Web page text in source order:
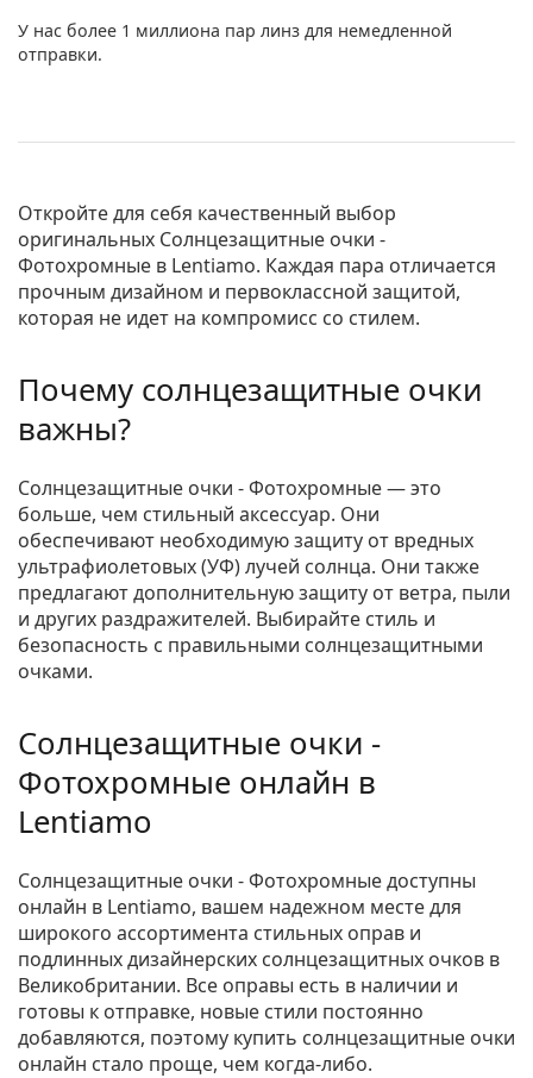
У нас более 1 миллиона пар линз для немедленной
отправки.
Откройте для себя качественный выбор
оригинальных Солнцезащитные очки -
Фотохромные в Lentiamo. Каждая пара отличается
прочным дизайном и первоклассной защитой,
которая не идет на компромисс со стилем.
Почему солнцезащитные очки
важны?
Солнцезащитные очки - Фотохромные — это
больше, чем стильный аксессуар. Они
обеспечивают необходимую защиту от вредных
ультрафиолетовых (УФ) лучей солнца. Они также
предлагают дополнительную защиту от ветра, пыли
и других раздражителей. Выбирайте стиль и
безопасность с правильными солнцезащитными
очками.
Солнцезащитные очки -
Фотохромные онлайн в
Lentiamo
Солнцезащитные очки - Фотохромные доступны
онлайн в Lentiamo, вашем надежном месте для
широкого ассортимента стильных оправ и
подлинных дизайнерских солнцезащитных очков в
Великобритании. Все оправы есть в наличии и
готовы к отправке, новые стили постоянно
добавляются, поэтому купить солнцезащитные очки
онлайн стало проще, чем когда-либо.